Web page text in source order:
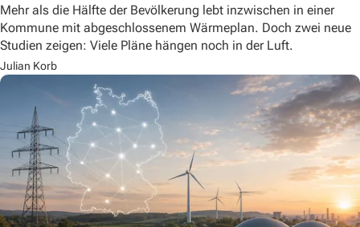
Mehr als die Hälfte der Bevölkerung lebt inzwischen in einer
Kommune mit abgeschlossenem Wärmeplan. Doch zwei neue
Studien zeigen: Viele Pläne hängen noch in der Luft.
Julian Korb